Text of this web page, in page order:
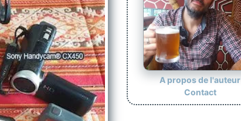
A propos de l'auteur
Contact